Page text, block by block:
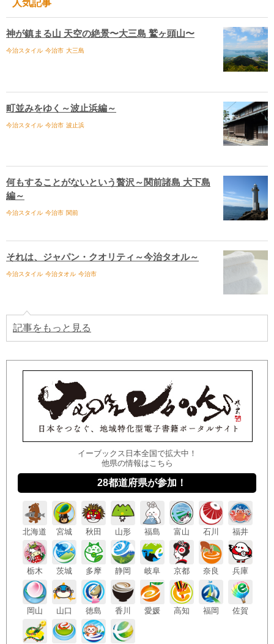
人気記事
神が鎮まる山 天空の絶景〜大三島 鷲ヶ頭山〜
今治スタイル 今治市 大三島
町並みをゆく～波止浜編～
今治スタイル 今治市 波止浜
何もすることがないという贅沢～関前諸島 大下島
編～
今治スタイル 今治市 関前
それは、ジャパン・クオリティ～今治タオル～
今治スタイル 今治タオル 今治市
記事をもっと見る
イーブックス日本全国で拡大中！
他県の情報はこちら
28都道府県が参加！
北海道 宮城 秋田 山形 福島 富山 石川 福井
栃木 茨城 多摩 静岡 岐阜 京都 奈良 兵庫
岡山 山口 徳島 香川 愛媛 高知 福岡 佐賀